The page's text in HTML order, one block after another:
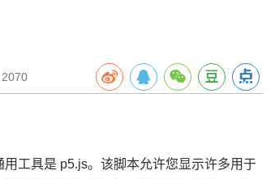
用工具是 p5.js。该脚本允许您显示许多用于